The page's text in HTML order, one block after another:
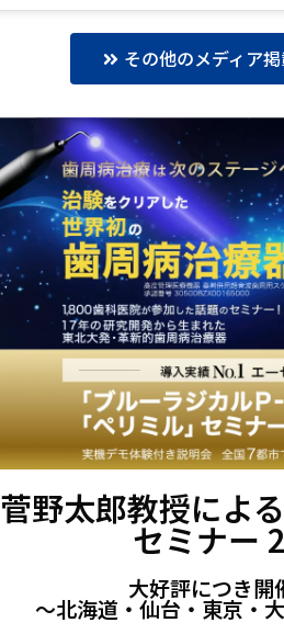
その他のメディア
菅野太郎教授によ
セミナー
大好評につき開
〜北海道・仙台・東京・